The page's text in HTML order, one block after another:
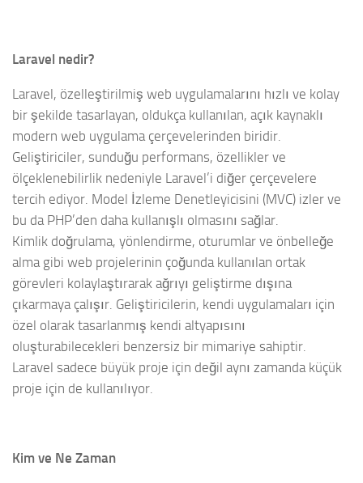
Laravel nedir?
Laravel, özelleştirilmiş web uygulamalarını hızlı ve kolay
bir şekilde tasarlayan, oldukça kullanılan, açık kaynaklı
modern web uygulama çerçevelerinden biridir.
Geliştiriciler, sunduğu performans, özellikler ve
ölçeklenebilirlik nedeniyle Laravel’i diğer çerçevelere
tercih ediyor. Model İzleme Denetleyicisini (MVC) izler ve
bu da PHP’den daha kullanışlı olmasını sağlar.
Kimlik doğrulama, yönlendirme, oturumlar ve önbelleğe
alma gibi web projelerinin çoğunda kullanılan ortak
görevleri kolaylaştırarak ağrıyı geliştirme dışına
çıkarmaya çalışır. Geliştiricilerin, kendi uygulamaları için
özel olarak tasarlanmış kendi altyapısını
oluşturabilecekleri benzersiz bir mimariye sahiptir.
Laravel sadece büyük proje için değil aynı zamanda küçük
proje için de kullanılıyor.
Kim ve Ne Zaman